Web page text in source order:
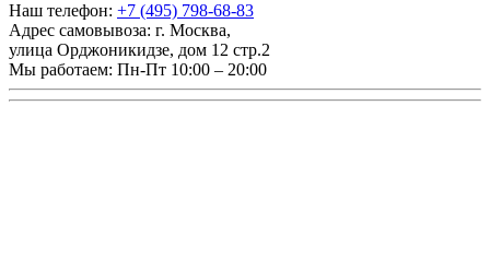
Наш телефон: +7 (495) 798-68-83
Адрес самовывоза: г. Москва,
улица Орджоникидзе, дом 12 стр.2
Мы работаем: Пн-Пт 10:00 – 20:00